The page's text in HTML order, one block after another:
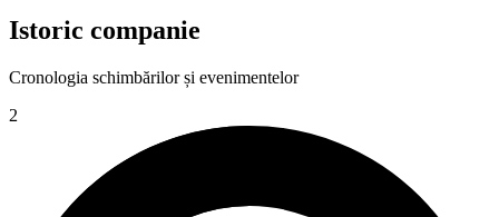
Istoric companie
Cronologia schimbărilor și evenimentelor
2